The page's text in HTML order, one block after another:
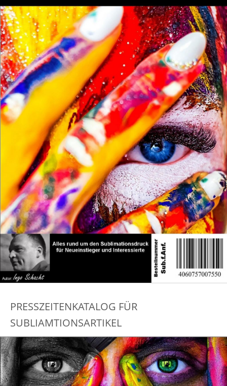
PRESSZEITENKATALOG FÜR
SUBLIAMTIONSARTIKEL